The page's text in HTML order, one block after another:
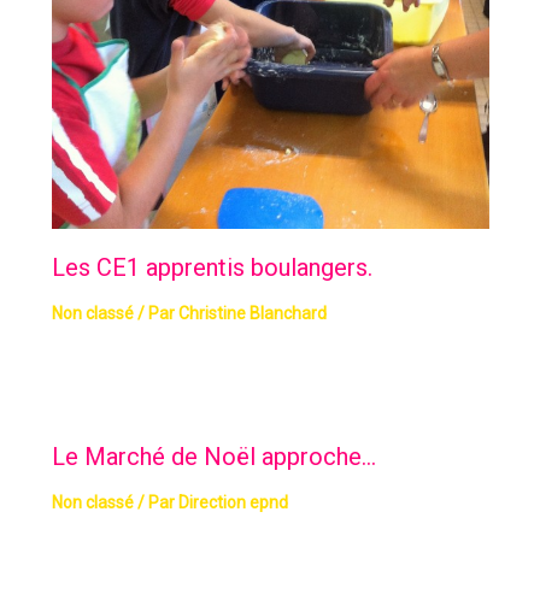
Les CE1 apprentis boulangers.
Non classé/ ParChristine Blanchard
Le Marché de Noël approche…
Non classé/ Par Direction epnd